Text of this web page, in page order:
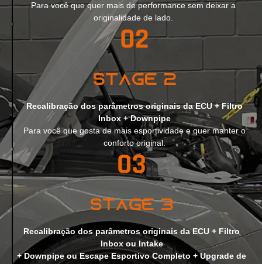
Para você que quer mais de performance sem deixar a
originalidade de lado.
Stage 2
Recalibração dos parâmetros originais da ECU + Filtro
Inbox + Downpipe
Para você que gosta de mais esportividade e quer manter o
conforto original.
Stage 3
Recalibração dos parâmetros originais da ECU + Filtro
Inbox ou Intake
+ Downpipe ou Escape Esportivo Completo + Upgrade de